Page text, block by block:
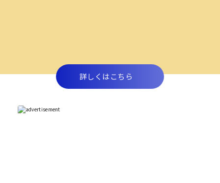
詳しくはこちら